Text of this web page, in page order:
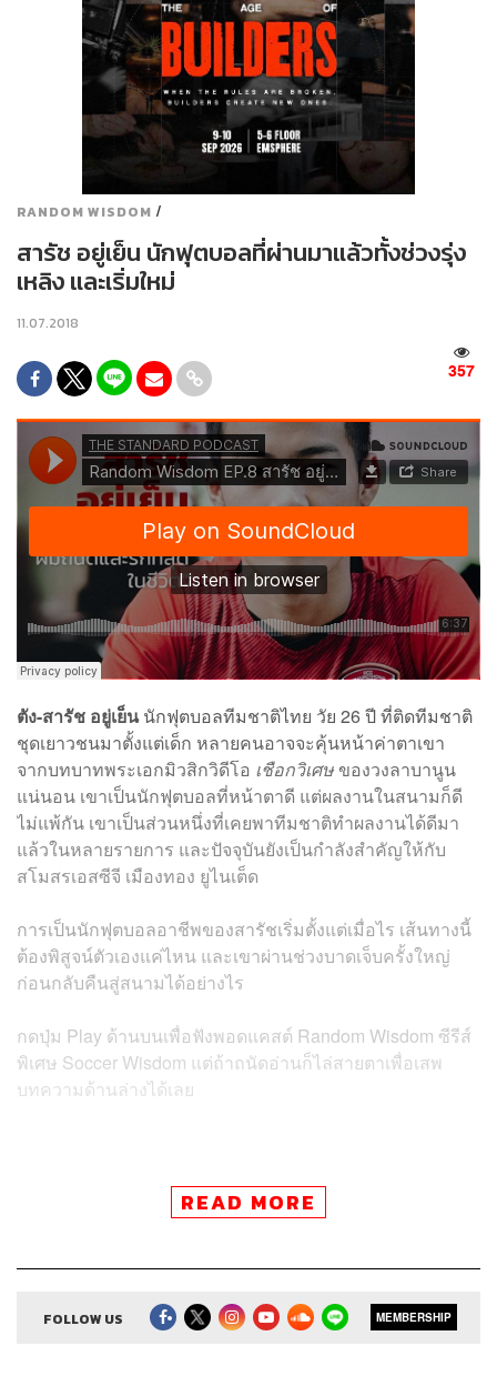
RANDOM WISDOM /
สารัช อยู่เย็น นักฟุตบอลที่ผ่านมาแล้วทั้งช่วงรุ่ง
เหลิง และเริ่มใหม่
11.07.2018
357
ตัง-สารัช อยู่เย็นนักฟุตบอลทีมชาติไทย วัย 26 ปี ที่ติดทีมชาติ
ชุดเยาวชนมาตั้งแต่เด็ก หลายคนอาจจะคุ้นหน้าค่าตาเขา
จากบทบาทพระเอกมิวสิกวิดีโอ เชือกวิเศษของวงลาบานูน
แน่นอน เขาเป็นนักฟุตบอลที่หน้าตาดี แต่ผลงานในสนามก็ดี
ไม่แพ้กัน เขาเป็นส่วนหนึ่งที่เคยพาทีมชาติทำผลงานได้ดีมา
แล้วในหลายรายการ และปัจจุบันยังเป็นกำลังสำคัญให้กับ
สโมสรเอสซีจี เมืองทอง ยูไนเต็ด
การเป็นนักฟุตบอลอาชีพของสารัชเริ่มตั้งแต่เมื่อไร เส้นทางนี้
ต้องพิสูจน์ตัวเองแค่ไหน และเขาผ่านช่วงบาดเจ็บครั้งใหญ่
ก่อนกลับคืนสู่สนามได้อย่างไร
กดปุ่ม Play ด้านบนเพื่อฟังพอดแคสต์ Random Wisdom ซีรีส์
พิเศษ Soccer Wisdom แต่ถ้าถนัดอ่านก็ไล่สายตาเพื่อเสพ
บทความด้านล่างได้เลย
READ MORE
FOLLOW US MEMBERSHIP